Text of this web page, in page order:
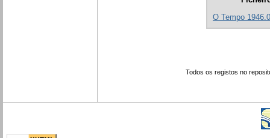
O Tempo
Todos os registos no